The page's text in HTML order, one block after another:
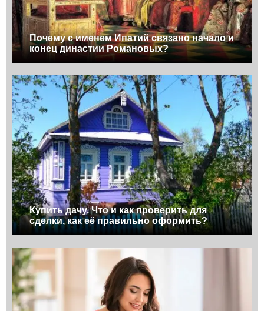
Почему с именем Ипатий связано начало и
конец династии Романовых?
Купить дачу. Что и как проверить для
сделки, как её правильно оформить?